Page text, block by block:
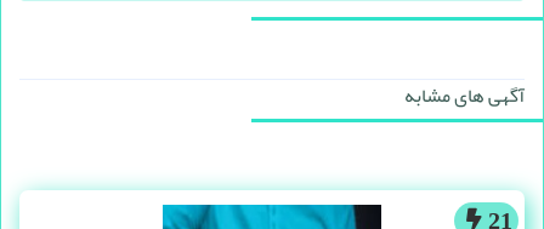
آگهی های مشابه
21